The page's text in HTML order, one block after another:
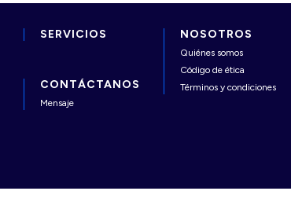
SERVICIOS
CONTÁCTANOS
Mensaje
NOSOTROS
Quiénes somos
Código de ética
Términos y condiciones